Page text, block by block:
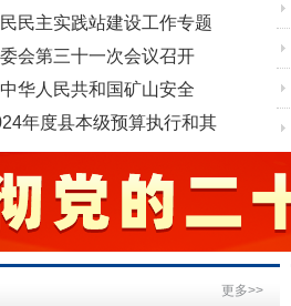
3 4 5 6
过程跟踪督办、全力破解民生
实际行动践行“人民选我当代
，我当代表为人民”初心使命的
实践。七井片区地处“石台天
菜、山茱萸等特色种养产业兴
“七井嗮秋”美不胜收，自驾
客、农用机械、村民私家车往
繁。长期以来，片区内缺少
成情况
民主实践站建设工作专题
会第三十一次会议召开
华人民共和国矿山安全
落实情况跟踪检查
年度县本级预算执行和其
题整改情况调研
更多>>